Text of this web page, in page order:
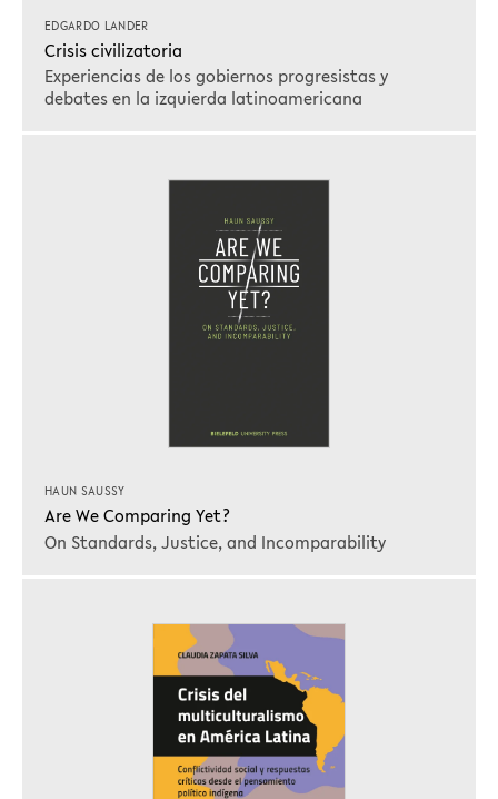
EDGARDO LANDER
Crisis civilizatoria
Experiencias de los gobiernos progresistas y
debates en la izquierda latinoamericana
HAUN SAUSSY
Are We Comparing Yet?
On Standards, Justice, and Incomparability